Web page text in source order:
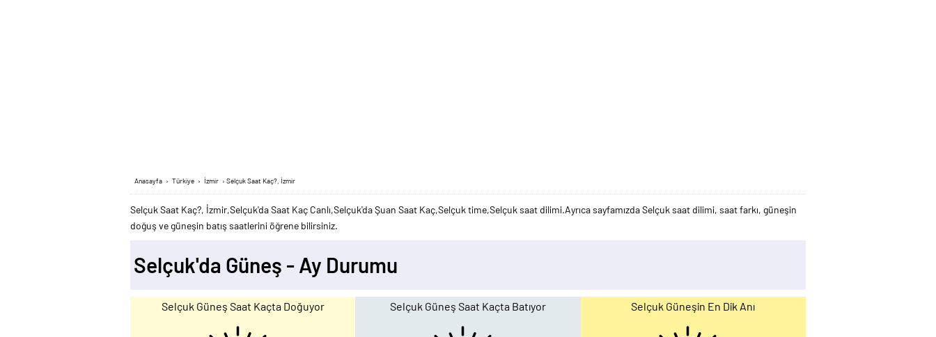
Anasayfa › Türkiye › İzmir › Selçuk Saat Kaç?, İzmir
Selçuk Saat Kaç?, İzmir,Selçuk'da Saat Kaç Canlı,Selçuk'da Şuan Saat Kaç,Selçuk time,Selçuk saat dilimi.Ayrıca sayfamızda Selçuk saat dilimi, saat farkı, güneşin
doğuş ve güneşin batış saatlerini öğrene bilirsiniz.
Selçuk'da Güneş - Ay Durumu
Selçuk Güneş Saat Kaçta Doğuyor Selçuk Güneş Saat Kaçta Batıyor Selçuk Güneşin En Dik Anı